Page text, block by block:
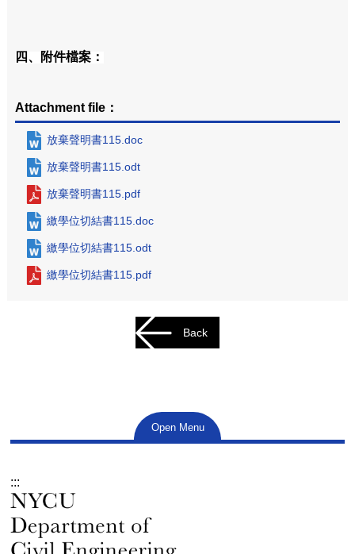
四、附件檔案：
Attachment file：
放棄聲明書115.doc
放棄聲明書115.odt
放棄聲明書115.pdf
繳學位切結書115.doc
繳學位切結書115.odt
繳學位切結書115.pdf
Back
Open Menu
:::